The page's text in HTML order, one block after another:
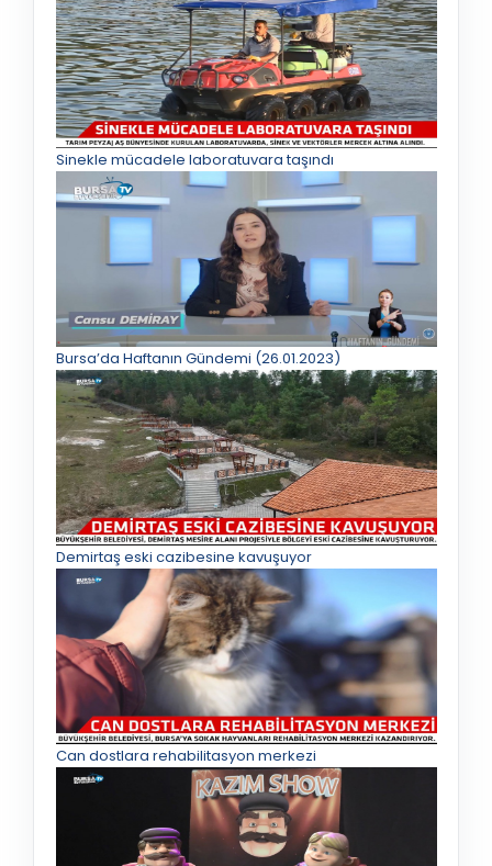
Sinekle mücadele laboratuvara taşındı
Bursa’da Haftanın Gündemi (26.01.2023)
Demirtaş eski cazibesine kavuşuyor
Can dostlara rehabilitasyon merkezi